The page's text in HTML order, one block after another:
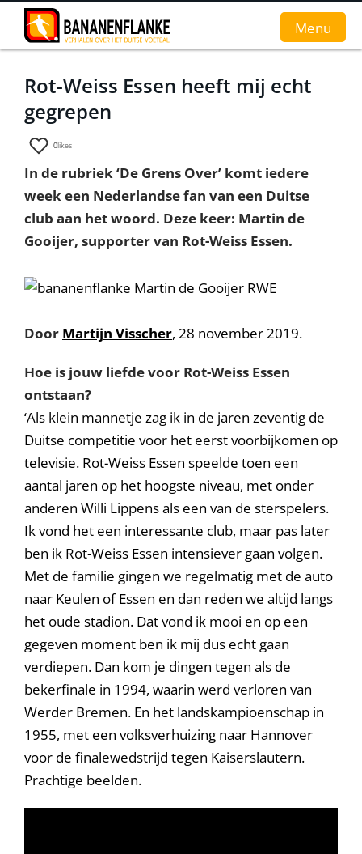
Home
Nieuws
Interviews
Groundhopverhalen
De fans
Achtergrond
Menu
Rot-Weiss Essen heeft mij echt
gegrepen
0likes
In de rubriek ‘De Grens Over’ komt iedere
week een Nederlandse fan van een Duitse
club aan het woord. Deze keer: Martin de
Gooijer, supporter van Rot-Weiss Essen.
Door Martijn Visscher, 28 november 2019.
Hoe is jouw liefde voor Rot-Weiss Essen
ontstaan?
‘Als klein mannetje zag ik in de jaren zeventig de
Duitse competitie voor het eerst voorbijkomen op
televisie. Rot-Weiss Essen speelde toen een
aantal jaren op het hoogste niveau, met onder
anderen Willi Lippens als een van de sterspelers.
Ik vond het een interessante club, maar pas later
ben ik Rot-Weiss Essen intensiever gaan volgen.
Met de familie gingen we regelmatig met de auto
naar Keulen of Essen en dan reden we altijd langs
het oude stadion. Dat vond ik mooi en op een
gegeven moment ben ik mij dus echt gaan
verdiepen. Dan kom je dingen tegen als de
bekerfinale in 1994, waarin werd verloren van
Werder Bremen. En het landskampioenschap in
1955, met een volksverhuizing naar Hannover
voor de finalewedstrijd tegen Kaiserslautern.
Prachtige beelden.